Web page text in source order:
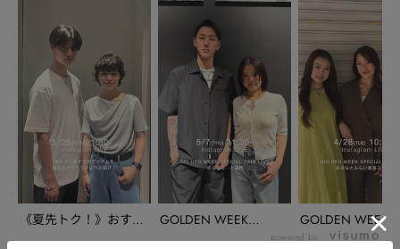
《夏先トク！》おすす
めアイテムを越谷レ
GOLDEN WEEK
SPECIAL ...
GOLDEN WEEK
SPECIAL ...
powered by